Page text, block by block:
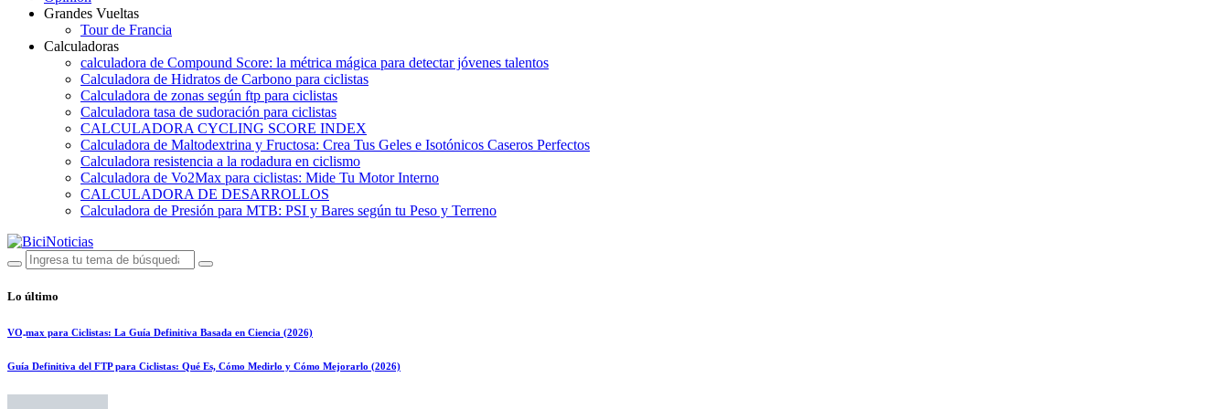
Grandes Vueltas
Tour de Francia
Calculadoras
calculadora de Compound Score: la métrica mágica para detectar jóvenes talentos
Calculadora de Hidratos de Carbono para ciclistas
Calculadora de zonas según ftp para ciclistas
Calculadora tasa de sudoración para ciclistas
CALCULADORA CYCLING SCORE INDEX
Calculadora de Maltodextrina y Fructosa: Crea Tus Geles e Isotónicos Caseros Perfectos
Calculadora resistencia a la rodadura en ciclismo
Calculadora de Vo2Max para ciclistas: Mide Tu Motor Interno
CALCULADORA DE DESARROLLOS
Calculadora de Presión para MTB: PSI y Bares según tu Peso y Terreno
Lo último
VO₂max para Ciclistas: La Guía Definitiva Basada en Ciencia (2026)
Guía Definitiva del FTP para Ciclistas: Qué Es, Cómo Medirlo y Cómo Mejorarlo (2026)